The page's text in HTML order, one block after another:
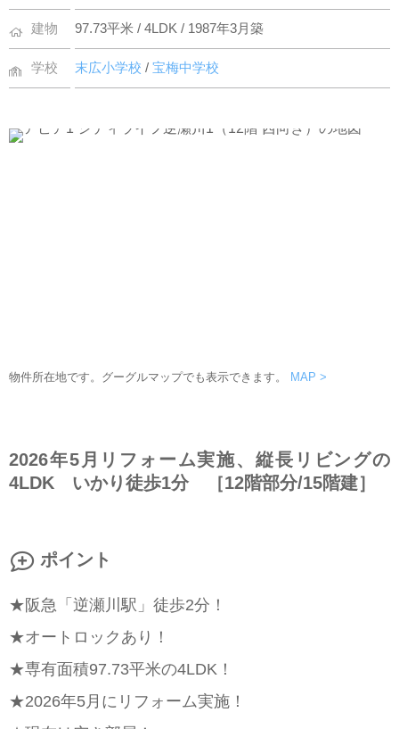
建物 97.73平米 / 4LDK / 1987年3月築
学校 末広小学校/宝梅中学校
物件所在地です。グーグルマップでも表示できます。 MAP >
2026年5月リフォーム実施、縦長リビングの
4LDK いかり徒歩1分 ［12階部分/15階建］
ポイント
★阪急「逆瀬川駅」徒歩2分！
★オートロックあり！
★専有面積97.73平米の4LDK！
★2026年5月にリフォーム実施！